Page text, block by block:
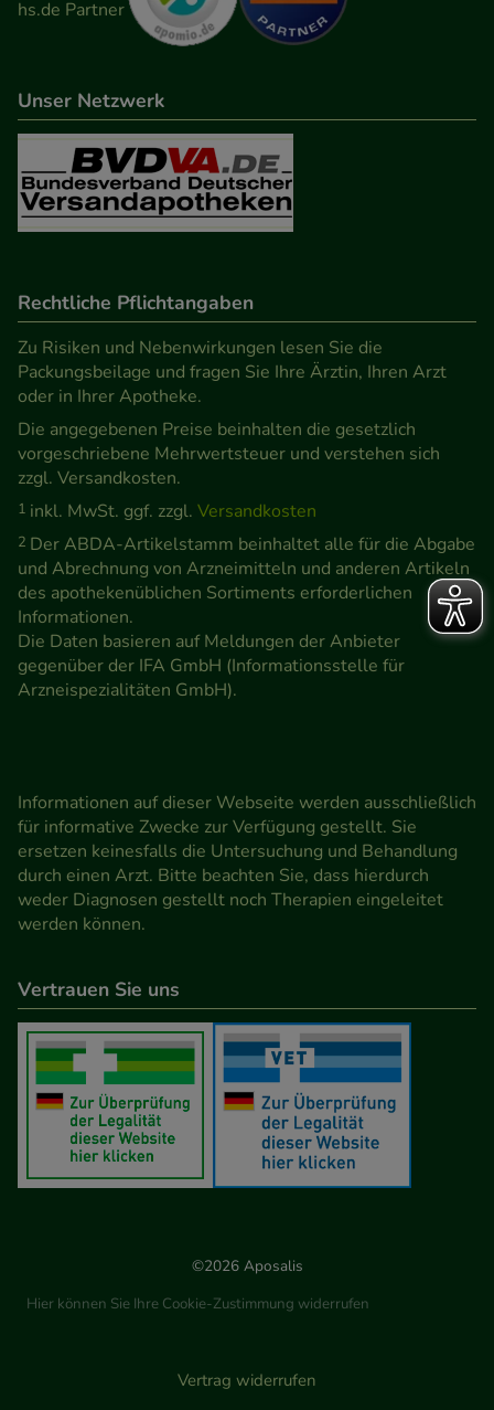
Unser Netzwerk
Rechtliche Pflichtangaben
Zu Risiken und Nebenwirkungen lesen Sie die
Packungsbeilage und fragen Sie Ihre Ärztin, Ihren Arzt
oder in Ihrer Apotheke.
Die angegebenen Preise beinhalten die gesetzlich
vorgeschriebene Mehrwertsteuer und verstehen sich
zzgl. Versandkosten.
1 inkl. MwSt. ggf. zzgl. Versandkosten
2 Der ABDA-Artikelstamm beinhaltet alle für die Abgabe
und Abrechnung von Arzneimitteln und anderen Artikeln
des apothekenüblichen Sortiments erforderlichen
Informationen.
Die Daten basieren auf Meldungen der Anbieter
gegenüber der IFA GmbH (Informationsstelle für
Arzneispezialitäten GmbH).
Informationen auf dieser Webseite werden ausschließlich
für informative Zwecke zur Verfügung gestellt. Sie
ersetzen keinesfalls die Untersuchung und Behandlung
durch einen Arzt. Bitte beachten Sie, dass hierdurch
weder Diagnosen gestellt noch Therapien eingeleitet
werden können.
Vertrauen Sie uns
©2026 Aposalis
Hier können Sie Ihre Cookie-Zustimmung widerrufen
Vertrag widerrufen